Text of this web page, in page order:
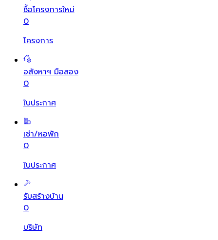
ซื้อโครงการใหม่
0
โครงการ
อสังหาฯ มือสอง
0
ใบประกาศ
เช่า/หอพัก
0
ใบประกาศ
รับสร้างบ้าน
0
บริษัท